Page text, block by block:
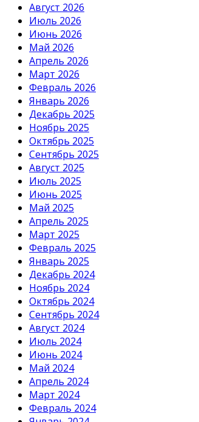
Август 2026
Июль 2026
Июнь 2026
Май 2026
Апрель 2026
Март 2026
Февраль 2026
Январь 2026
Декабрь 2025
Ноябрь 2025
Октябрь 2025
Сентябрь 2025
Август 2025
Июль 2025
Июнь 2025
Май 2025
Апрель 2025
Март 2025
Февраль 2025
Январь 2025
Декабрь 2024
Ноябрь 2024
Октябрь 2024
Сентябрь 2024
Август 2024
Июль 2024
Июнь 2024
Май 2024
Апрель 2024
Март 2024
Февраль 2024